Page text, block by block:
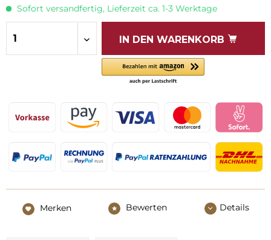
Sofort versandfertig, Lieferzeit ca. 1-3 Werktage
IN DEN WARENKORB
Merken Bewerten Details